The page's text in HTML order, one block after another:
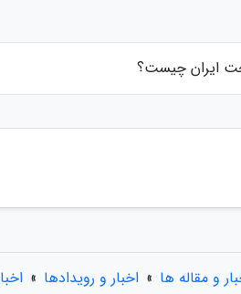
ایران چیست؟
و مقاله ها » اخبار و رویدادها »